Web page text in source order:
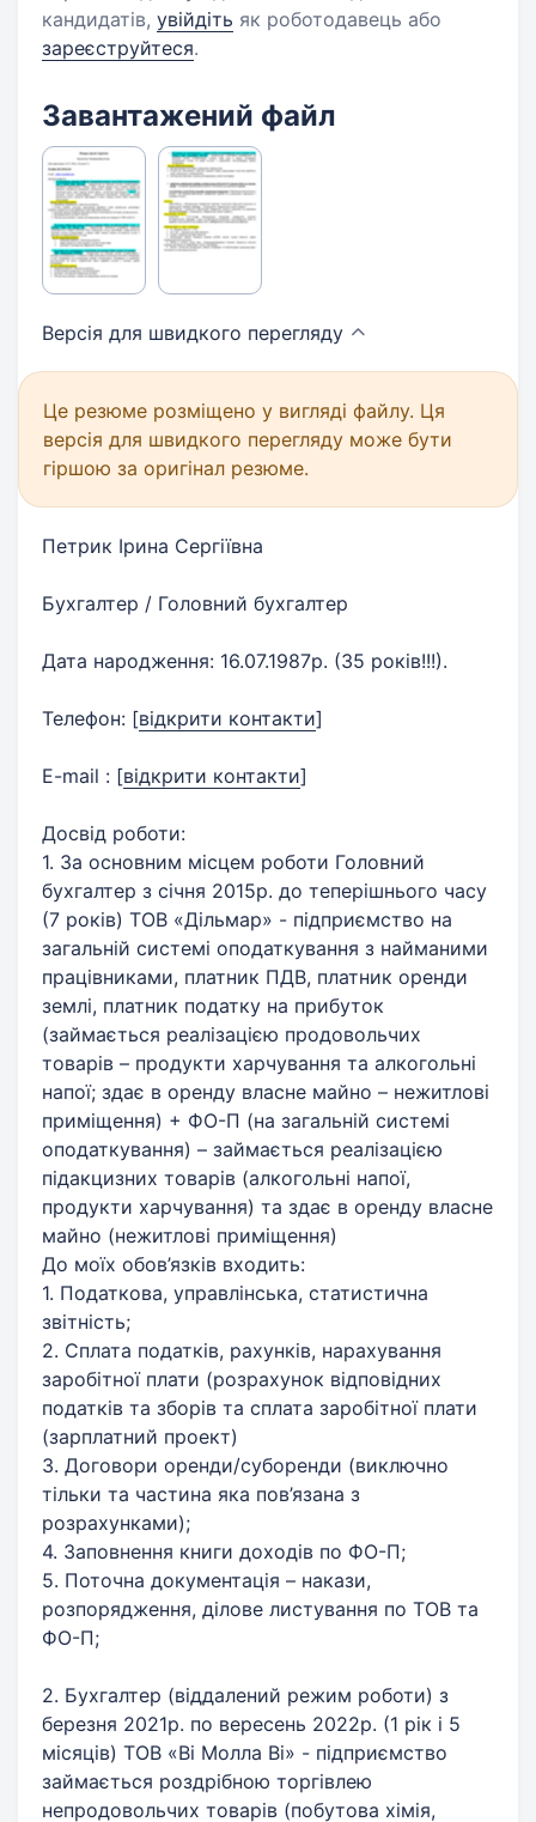
кандидатів, увійдіть як роботодавець або
зареєструйтеся.
Завантажений файл
Версія для швидкого перегляду
Це резюме розміщено у вигляді файлу. Ця
версія для швидкого перегляду може бути
гіршою за оригінал резюме.
Петрик Ірина Сергіївна
Бухгалтер / Головний бухгалтер
Дата народження: 16.07.1987р. (35 років!!!).
Телефон: [відкрити контакти]
E-mail : [відкрити контакти]
Досвід роботи:
1. За основним місцем роботи Головний
бухгалтер з січня 2015р. до теперішнього часу
(7 років) ТОВ «Дільмар» - підприємство на
загальній системі оподаткування з найманими
працівниками, платник ПДВ, платник оренди
землі, платник податку на прибуток
(займається реалізацією продовольчих
товарів – продукти харчування та алкогольні
напої; здає в оренду власне майно – нежитлові
приміщення) + ФО-П (на загальній системі
оподаткування) – займається реалізацією
підакцизних товарів (алкогольні напої,
продукти харчування) та здає в оренду власне
майно (нежитлові приміщення)
До моїх обов’язків входить:
1. Податкова, управлінська, статистична
звітність;
2. Сплата податків, рахунків, нарахування
заробітної плати (розрахунок відповідних
податків та зборів та сплата заробітної плати
(зарплатний проект)
3. Договори оренди/суборенди (виключно
тільки та частина яка пов’язана з
розрахунками);
4. Заповнення книги доходів по ФО-П;
5. Поточна документація – накази,
розпорядження, ділове листування по ТОВ та
ФО-П;
2. Бухгалтер (віддалений режим роботи) з
березня 2021р. по вересень 2022р. (1 рік і 5
місяців) ТОВ «Ві Молла Ві» - підприємство
займається роздрібною торгівлею
непродовольчих товарів (побутова хімія,